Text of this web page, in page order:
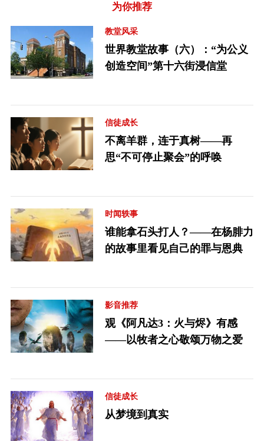
为你推荐
教堂风采
世界教堂故事（六）：“为公义
创造空间”第十六街浸信堂
信徒成长
不离羊群，连于真树——再
思“不可停止聚会”的呼唤
时闻轶事
谁能拿石头打人？——在杨腓力
的故事里看见自己的罪与恩典
影音推荐
观《阿凡达3：火与烬》有感
——以牧者之心敬颂万物之爱
信徒成长
从梦境到真实